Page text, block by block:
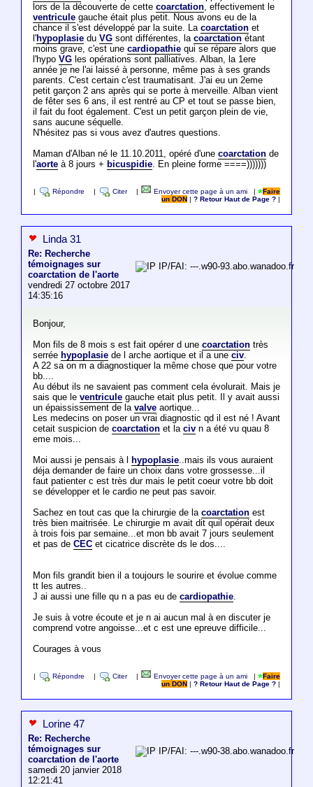
lors de la découverte de cette coarctation, effectivement le
ventriculegauche était plus petit. Nous avons eu de la
chance il s'est développé par la suite. La coarctationet
l'hypoplasiedu VGsont différentes, la coarctationétant
moins grave, c'est une cardiopathiequi se répare alors que
l'hypo VGles opérations sont palliatives. Alban, la 1ere
année je ne l'ai laissé à personne, même pas à ses grands
parents. C'est certain c'est traumatisant. J'ai eu un 2eme
petit garçon 2 ans après qui se porte à merveille. Alban vient
de fêter ses 6 ans, il est rentré au CP et tout se passe bien,
il fait du foot également. C'est un petit garçon plein de vie,
sans aucune séquelle.
N'hésitez pas si vous avez d'autres questions.
Maman d'Alban né le 11.10.2011, opéré d'une coarctationde
l'aorteà 8 jours + bicuspidie. En pleine forme ====)))))))
Répondre Citer Envoyer cette page à un ami |
Faire
un DON
|? Retour Haut de Page ?
Linda 31
Re: Recherche
témoignages sur
coarctation de l'aorte
vendredi 27 octobre 2017
14:35:16
IP/FAI: ---.w90-93.abo.wanadoo.fr
Bonjour,
Mon fils de 8 mois s est fait opérer d une coarctationtrès
serrée hypoplasiede l arche aortique et il a une civ.
A 22 sa on m a diagnostiquer la même chose que pour votre
bb....
Au début ils ne savaient pas comment cela évolurait. Mais je
sais que le ventriculegauche etait plus petit. Il y avait aussi
un épaississement de la valveaortique...
Les medecins on poser un vrai diagnostic qd il est né ! Avant
cetait suspicion de coarctationet la civn a été vu quau 8
eme mois...
Moi aussi je pensais à l
hypoplasie..mais ils vous auraient
déja demander de faire un choix dans votre grossesse...il
faut patienter c est très dur mais le petit coeur votre bb doit
se développer et le cardio ne peut pas savoir.
Sachez en tout cas que la chirurgie de la coarctationest
très bien maitrisée. Le chirurgie m avait dit quil opérait deux
à trois fois par semaine...et mon bb avait 7 jours seulement
et pas de CECet cicatrice discrète ds le dos....
Mon fils grandit bien il a toujours le sourire et évolue comme
tt les autres..
J ai aussi une fille qu n a pas eu de cardiopathie.
Je suis à votre écoute et je n ai aucun mal à en discuter je
comprend votre angoisse...et c est une epreuve difficile...
Courages à vous
Répondre Citer Envoyer cette page à un ami |
Faire
un DON
|? Retour Haut de Page ?
Lorine 47
Re: Recherche
témoignages sur
coarctation de l'aorte
samedi 20 janvier 2018
12:21:41
IP/FAI: ---.w90-38.abo.wanadoo.fr